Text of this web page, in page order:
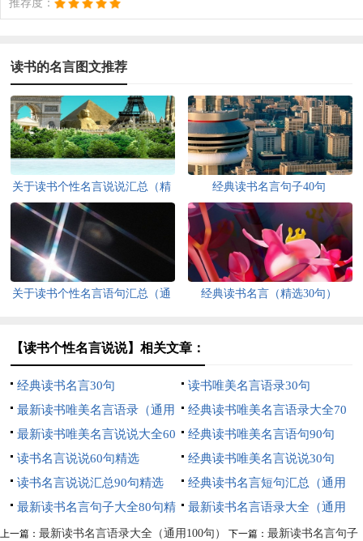
推荐度：
读书的名言图文推荐
关于读书个性名言说说汇总（精
选100句）
经典读书名言句子40句
关于读书个性名言语句汇总（通
经典读书名言（精选30句）
【读书个性名言说说】相关文章：
经典读书名言30句
读书唯美名言语录30句
最新读书唯美名言语录（通用
70句）
经典读书唯美名言语录大全70
句
最新读书唯美名言说说大全60
句精选
经典读书唯美名言语句90句
读书名言说说60句精选
经典读书唯美名言说说30句
读书名言说说汇总90句精选
经典读书名言短句汇总（通用
50句）
最新读书名言句子大全80句精
选
最新读书名言语录大全（通用
100句）
上一篇： 最新读书名言语录大全（通用100句） 下一篇： 最新读书名言句子